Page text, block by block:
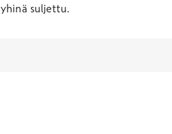
suljettu.